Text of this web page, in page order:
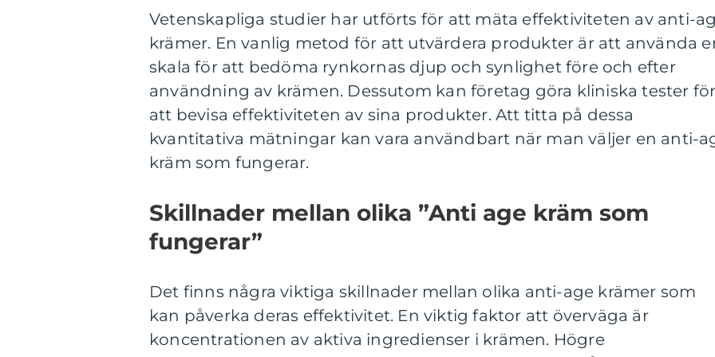
Vetenskapliga studier har utförts för att mäta effektiviteten av anti-
krämer. En vanlig metod för att utvärdera produkter är att använda
skala för att bedöma rynkornas djup och synlighet före och efter
användning av krämen. Dessutom kan företag göra kliniska tester för
att bevisa effektiviteten av sina produkter. Att titta på dessa
kvantitativa mätningar kan vara användbart när man väljer en anti-
kräm som fungerar.
Skillnader mellan olika ”Anti age kräm som
fungerar”
Det finns några viktiga skillnader mellan olika anti-age krämer som
kan påverka deras effektivitet. En viktig faktor att överväga är
koncentrationen av aktiva ingredienser i krämen. Högre